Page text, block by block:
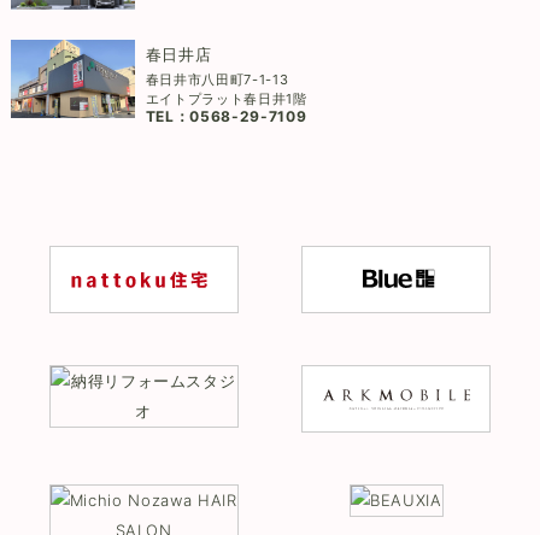
春日井店
春日井市八田町7-1-13
エイトプラット春日井1階
TEL：0568-29-7109